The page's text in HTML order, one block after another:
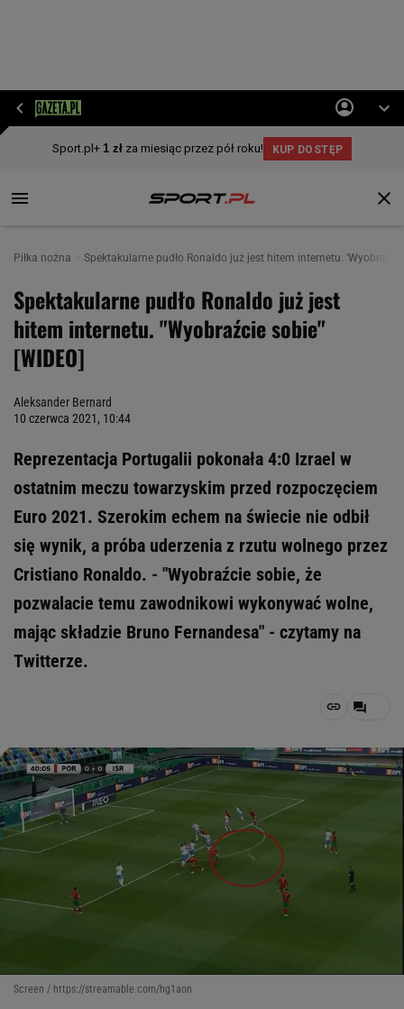
Piłka nożna Spektakularne pudło Ronaldo już jest hitem internetu.
Spektakularne pudło Ronaldo już jest
hitem internetu. "Wyobraźcie sobie"
[WIDEO]
Aleksander Bernard
10 czerwca 2021, 10:44
Reprezentacja Portugalii pokonała 4:0 Izrael w
ostatnim meczu towarzyskim przed rozpoczęciem
Euro 2021. Szerokim echem na świecie nie odbił
się wynik, a próba uderzenia z rzutu wolnego przez
Cristiano Ronaldo. - "Wyobraźcie sobie, że
pozwalacie temu zawodnikowi wykonywać wolne,
mając składzie Bruno Fernandesa" - czytamy na
Twitterze.
Screen / https://streamable.com/hg1aon